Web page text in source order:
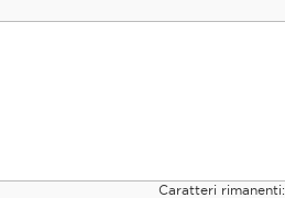
Caratteri rimanenti: